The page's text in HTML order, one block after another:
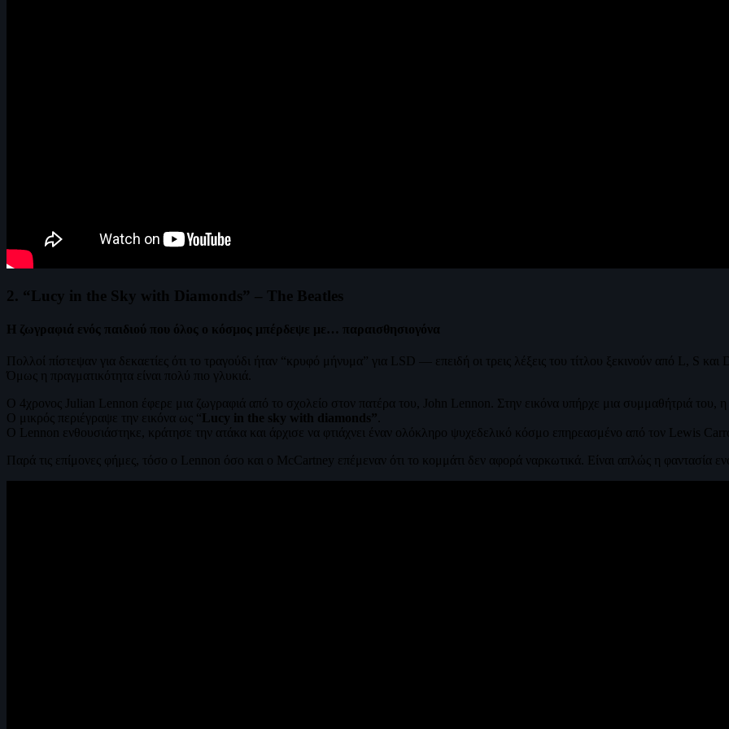
2. “Lucy in the Sky with Diamonds” – The Beatles
Η ζωγραφιά ενός παιδιού που όλος ο κόσμος μπέρδεψε με… παραισθησιογόνα
Πολλοί πίστεψαν για δεκαετίες ότι το τραγούδι ήταν “κρυφό μήνυμα” για LSD — επειδή οι τρεις λέξεις του τίτλου ξεκινούν από L, S και
Όμως η πραγματικότητα είναι πολύ πιο γλυκιά.
Ο 4χρονος Julian Lennon έφερε μια ζωγραφιά από το σχολείο στον πατέρα του, John Lennon. Στην εικόνα υπήρχε μια συμμαθήτριά του,
Ο μικρός περιέγραψε την εικόνα ως “Lucy in the sky with diamonds”
Ο Lennon ενθουσιάστηκε, κράτησε την ατάκα και άρχισε να φτιάχνει έναν ολόκληρο ψυχεδελικό κόσμο επηρεασμένο από τον Lewis
Παρά τις επίμονες φήμες, τόσο ο Lennon όσο και ο McCartney επέμεναν ότι το κομμάτι δεν αφορά ναρκωτικά. Είναι απλώς η φαντασία